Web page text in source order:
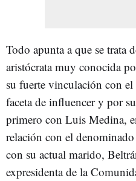
Todo apunta a que se trata
aristócrata muy conocida
su fuerte vinculación con
faceta de influencer y por
primero con Luis Medina,
relación con el
con su actual marido,
expresidenta de la